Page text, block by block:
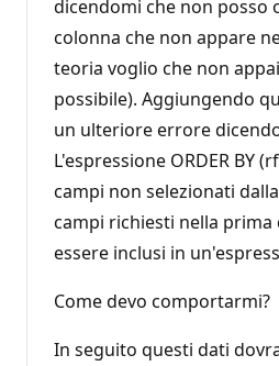
dicendomi che non posso
colonna che non appare
teoria voglio che non
possibile). Aggiungendo
un ulteriore errore
L'espressione ORDER BY
campi non selezionati
campi richiesti nella prima
essere inclusi in
Come devo comportarmi?
In seguito questi dati